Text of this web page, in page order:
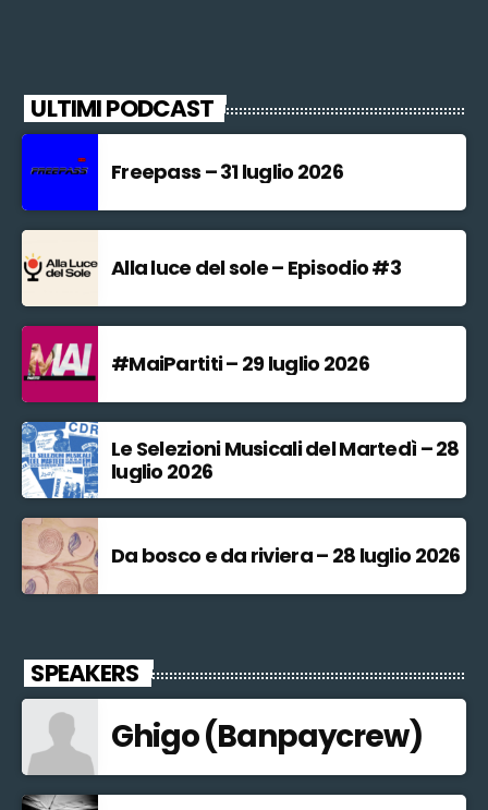
ULTIMI PODCAST
Freepass – 31 luglio 2026
Alla luce del sole – Episodio #3
#MaiPartiti – 29 luglio 2026
Le Selezioni Musicali del Martedì – 28
luglio 2026
Da bosco e da riviera – 28 luglio 2026
SPEAKERS
Ghigo (Banpaycrew)